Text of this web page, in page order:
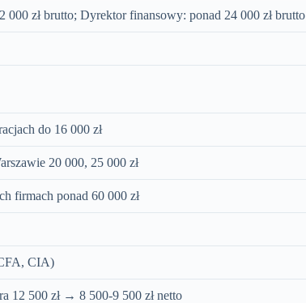
000 zł brutto; Dyrektor finansowy: ponad 24 000 zł brutto
do 16 000 zł
20 000, 25 000 zł
firmach ponad 60 000 zł
CIA)
12 500 zł → 8 500-9 500 zł netto